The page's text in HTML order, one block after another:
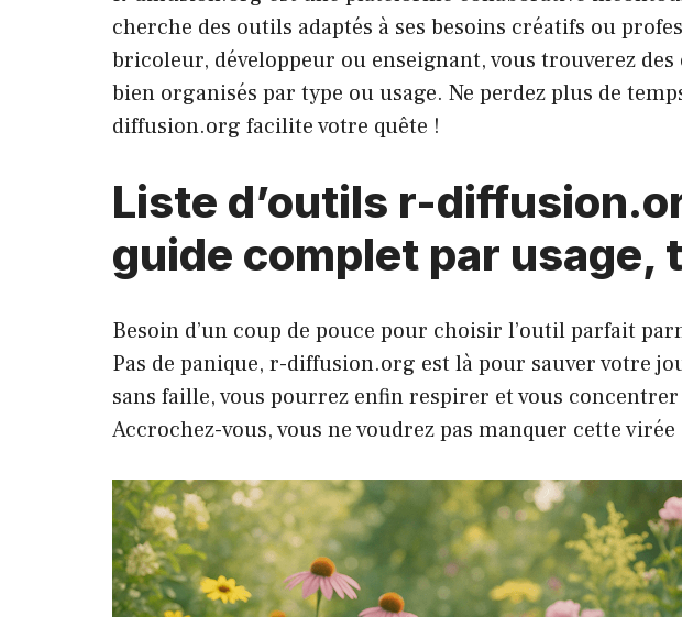
cherche des outils adaptés à ses besoins créatifs ou
bricoleur, développeur ou enseignant, vous trouverez
bien organisés par type ou usage. Ne perdez plus de
diffusion.org facilite votre quête !
Liste d’outils r-
guide complet par usage,
Besoin d’un coup de pouce pour choisir l’outil parfait
Pas de panique, r-diffusion.org est là pour sauver votre
sans faille, vous pourrez enfin respirer et vous
Accrochez-vous, vous ne voudrez pas manquer cette